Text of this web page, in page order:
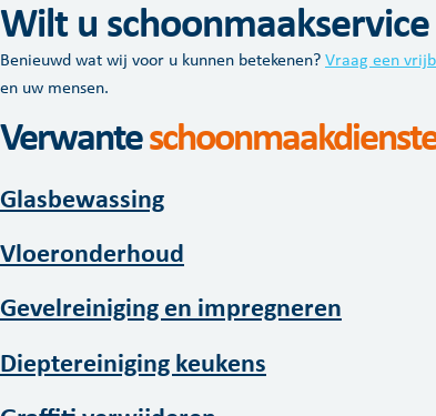
Wilt u schoonmaakservice
Benieuwd wat wij voor u kunnen betekenen? Vraag een
en uw mensen.
Verwante
Glasbewassing
Vloeronderhoud
Gevelreiniging en impregneren
Dieptereiniging keukens